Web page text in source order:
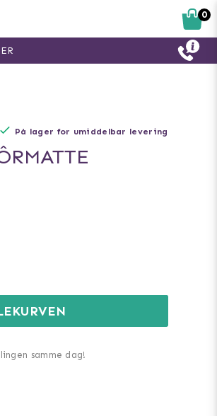
På lager for umiddelbar levering
samme dag!
0